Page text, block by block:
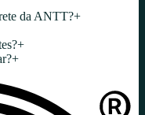
da ANTT?+
+
+